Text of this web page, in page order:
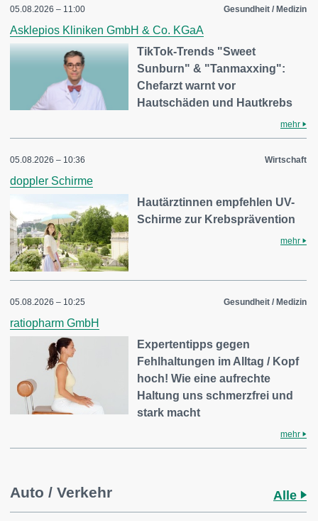
05.08.2026 – 11:00 Gesundheit / Medizin
Asklepios Kliniken GmbH & Co. KGaA
TikTok-Trends "Sweet
Sunburn" & "Tanmaxxing":
Chefarzt warnt vor
Hautschäden und Hautkrebs
mehr
05.08.2026 – 10:36 Wirtschaft
doppler Schirme
Hautärztinnen empfehlen UV-
Schirme zur Krebsprävention
mehr
05.08.2026 – 10:25 Gesundheit / Medizin
ratiopharm GmbH
Expertentipps gegen
Fehlhaltungen im Alltag / Kopf
hoch! Wie eine aufrechte
Haltung uns schmerzfrei und
stark macht
mehr
Auto / Verkehr Alle